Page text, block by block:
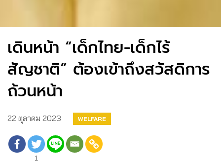
เดินหน้า “เด็กไทย-เด็กไร้
สัญชาติ” ต้องเข้าถึงสวัสดิการ
ถ้วนหน้า
22 ตุลาคม 2023 WELFARE
1